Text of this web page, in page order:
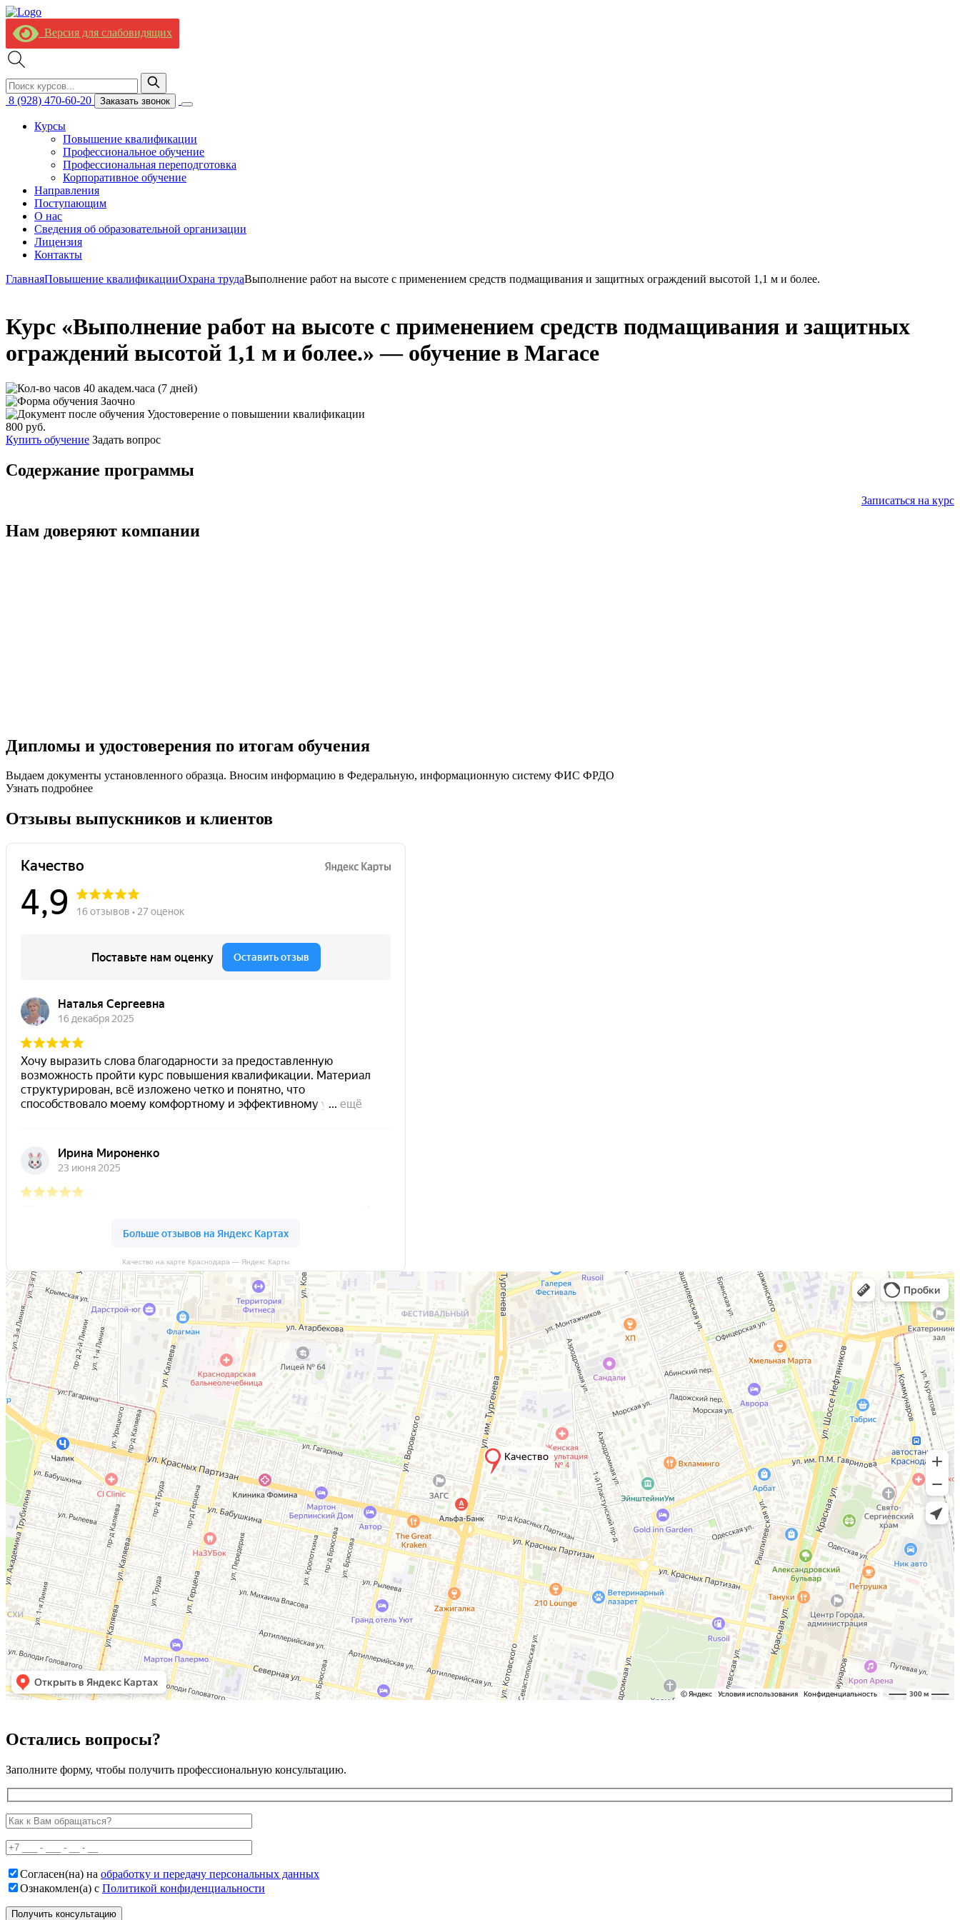
Версия для слабовидящих
8 (928) 470-60-20 Заказать звонок
Курсы
Повышение квалификации
Профессиональное обучение
Профессиональная переподготовка
Корпоративное обучение
Направления
Поступающим
О нас
Сведения об образовательной организации
Лицензия
Контакты
ГлавнаяПовышение квалификацииОхрана трудаВыполнение работ на высоте с применением средств подмащивания и защитных ограждений высотой 1,1 м и более.
Курс «Выполнение работ на высоте с применением средств подмащивания и защитных
ограждений высотой 1,1 м и более.» — обучение в Магасе
40 академ.часа (7 дней)
Заочно
Удостоверение о повышении квалификации
800 руб.
Купить обучение Задать вопрос
Содержание программы
Записаться на курс
Нам доверяют компании
Дипломы и удостоверения по итогам обучения
Выдаем документы установленного образца. Вносим информацию в Федеральную, информационную систему ФИС ФРДО
Узнать подробнее
Отзывы выпускников и клиентов
Качество на карте Краснодара — Яндекс Карты
Остались вопросы?
Заполните форму, чтобы получить профессиональную консультацию.
Согласен(на) на обработку и передачу персональных данных
Ознакомлен(а) с Политикой конфиденциальности